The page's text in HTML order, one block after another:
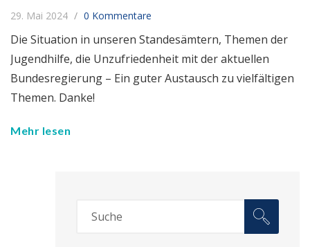
29. Mai 2024 0 Kommentare
Die Situation in unseren Standesämtern, Themen der
Jugendhilfe, die Unzufriedenheit mit der aktuellen
Bundesregierung – Ein guter Austausch zu vielfältigen
Themen. Danke!
Mehr lesen